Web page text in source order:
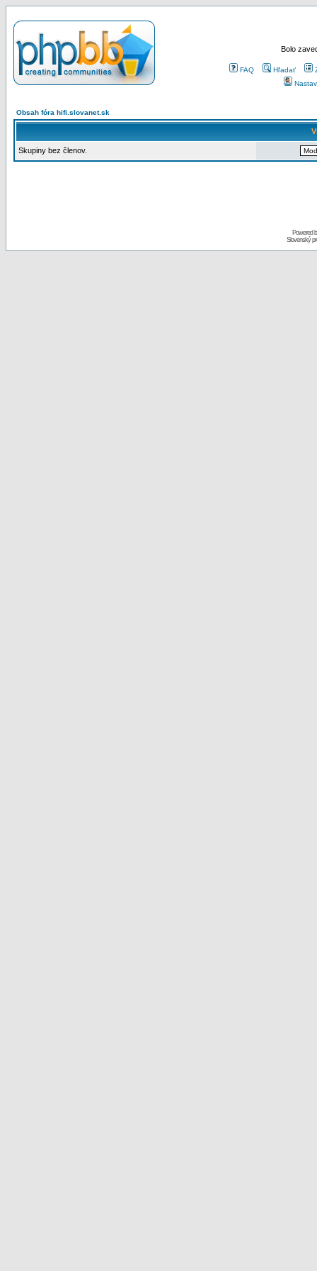
Bolo
FAQ Hľadať
Obsah fóra hifi.slovanet.sk
Skupiny bez členov.
Powered
Slovenský